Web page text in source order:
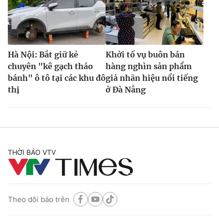
Hà Nội: Bắt giữ kẻ
chuyên "kê gạch tháo
bánh" ô tô tại các khu đô
thị
Khởi tố vụ buôn bán
hàng nghìn sản phẩm
giả nhãn hiệu nổi tiếng
ở Đà Nẵng
THỜI BÁO VTV
Theo dõi báo trên